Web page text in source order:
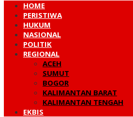
HOME
PERISTIWA
HUKUM
NASIONAL
POLITIK
REGIONAL
ACEH
SUMUT
BOGOR
KALIMANTAN BARAT
KALIMANTAN TENGAH
EKBIS